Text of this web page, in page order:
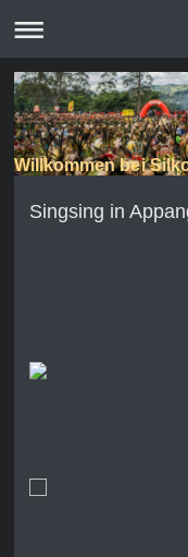
Willkommen bei
Singsing in